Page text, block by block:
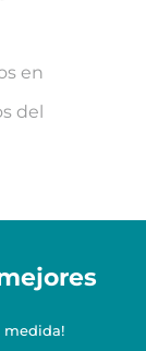
en
del
medida!